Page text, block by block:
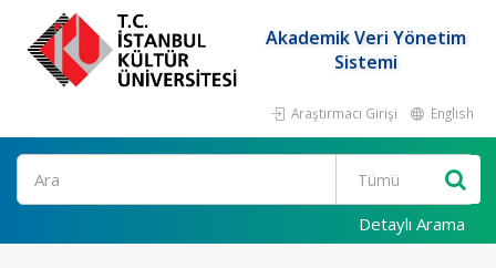
Akademik Veri Yönetim
Sistemi
Araştırmacı Girişi English
Ara
Detaylı Arama